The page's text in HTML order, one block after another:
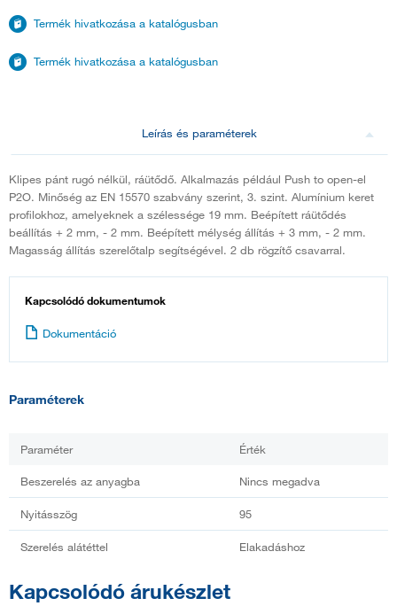
Termék hivatkozása a katalógusban
Termék hivatkozása a katalógusban
Leírás és paraméterek
Klipes pánt rugó nélkül, ráütődő. Alkalmazás például Push to open-el
P2O. Minőség az EN 15570 szabvány szerint, 3. szint. Alumínium keret
profilokhoz, amelyeknek a szélessége 19 mm. Beépített ráütődés
beállítás + 2 mm, - 2 mm. Beépített mélység állítás + 3 mm, - 2 mm.
Magasság állítás szerelőtalp segítségével. 2 db rögzítő csavarral.
Kapcsolódó dokumentumok
Dokumentáció
Paraméterek
Paraméter Érték
Beszerelés az anyagba Nincs megadva
Nyitásszög 95
Szerelés alátéttel Elakadáshoz
Kapcsolódó árukészlet